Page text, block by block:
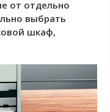
от отдельно
выбрать
шкаф,